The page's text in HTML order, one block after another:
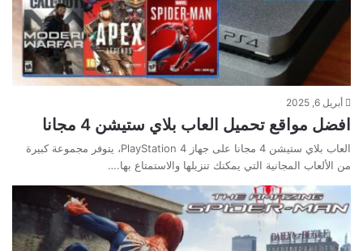
أبريل 6, 2025
افضل مواقع تحميل العاب بلاي ستيشن 4 مجانا
العاب بلاي ستيشن 4 مجانا على جهاز PlayStation 4، يتوفر مجموعة كبيرة
من الألعاب المجانية التي يمكنك تنزيلها والاستمتاع بها.…